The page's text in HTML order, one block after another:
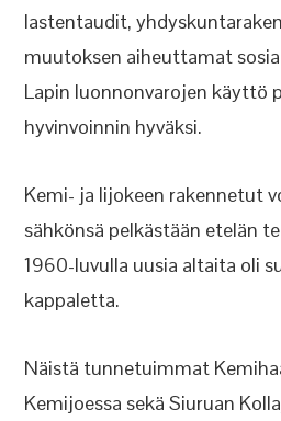
lastentaudit,
muutoksen aiheuttamat
Lapin luonnonvarojen käyttö
hyvinvoinnin hyväksi.
Kemi- ja Iijokeen rakennetut
sähkönsä pelkästään etelän
1960-luvulla uusia altaita oli
kappaletta.
Näistä tunnetuimmat
Kemijoessa sekä Siuruan